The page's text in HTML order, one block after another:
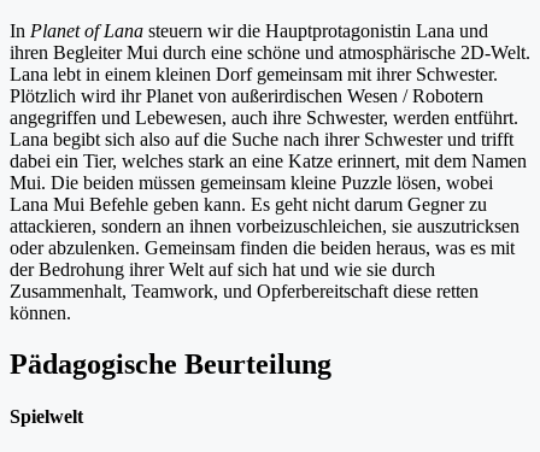
In Planet of Lana steuern wir die Hauptprotagonistin Lana und
ihren Begleiter Mui durch eine schöne und atmosphärische 2D-Welt.
Lana lebt in einem kleinen Dorf gemeinsam mit ihrer Schwester.
Plötzlich wird ihr Planet von außerirdischen Wesen / Robotern
angegriffen und Lebewesen, auch ihre Schwester, werden entführt.
Lana begibt sich also auf die Suche nach ihrer Schwester und trifft
dabei ein Tier, welches stark an eine Katze erinnert, mit dem Namen
Mui. Die beiden müssen gemeinsam kleine Puzzle lösen, wobei
Lana Mui Befehle geben kann. Es geht nicht darum Gegner zu
attackieren, sondern an ihnen vorbeizuschleichen, sie auszutricksen
oder abzulenken. Gemeinsam finden die beiden heraus, was es mit
der Bedrohung ihrer Welt auf sich hat und wie sie durch
Zusammenhalt, Teamwork, und Opferbereitschaft diese retten
können.
Pädagogische Beurteilung
Spielwelt